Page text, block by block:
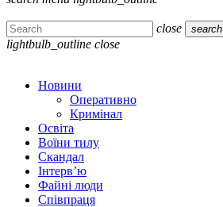
close search
lightbulb_outline close
Новини
Оперативно
Кримінал
Освіта
Воїни тилу
Скандал
Інтерв’ю
Файні люди
Співпраця